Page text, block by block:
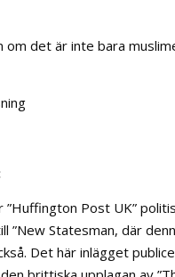
om det är inte bara
”Huffington Post UK”
”New Statesman, där
Det här inlägget